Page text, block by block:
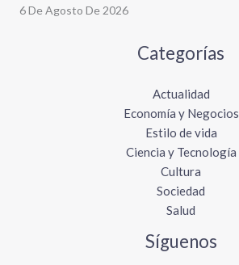
6 De Agosto De 2026
Categorías
Actualidad
Economía y Negocios
Estilo de vida
Ciencia y Tecnología
Cultura
Sociedad
Salud
Síguenos